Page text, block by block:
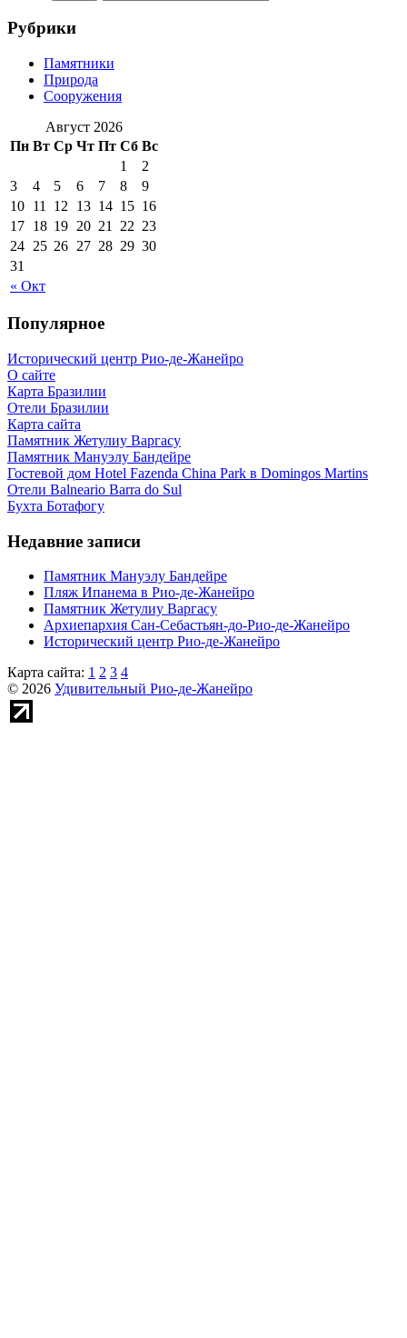
Рубрики
Памятники
Природа
Сооружения
Август 2026
Пн Вт Ср Чт Пт Сб Вс
« Окт
1
2
3
4 5 6 7 8
9
10 11 12 13 14 15 16
17 18 19 20 21 22 23
24 25 26 27 28 29 30
31
Популярное
Исторический центр Рио-де-Жанейро
О сайте
Карта Бразилии
Отели Бразилии
Карта сайта
Памятник Жетулиу Варгасу
Памятник Мануэлу Бандейре
Гостевой дом Hotel Fazenda China Park в Domingos Martins
Отели Balneario Barra do Sul
Бухта Ботафогу
Недавние записи
Памятник Мануэлу Бандейре
Пляж Ипанема в Рио-де-Жанейро
Памятник Жетулиу Варгасу
Архиепархия Сан-Себастьян-до-Рио-де-Жанейро
Исторический центр Рио-де-Жанейро
Карта сайта: 1 2 3 4
© 2026 Удивительный Рио-де-Жанейро